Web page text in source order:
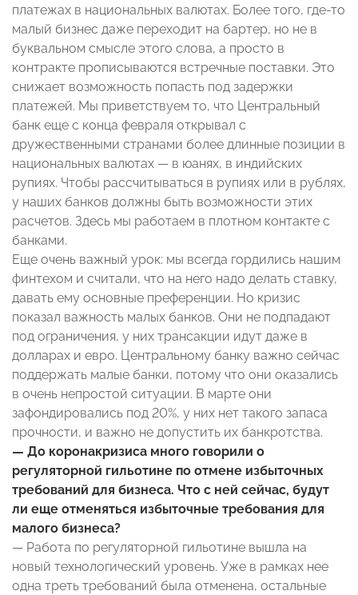
платежах в национальных валютах. Более того, где-то
малый бизнес даже переходит на бартер, но не в
буквальном смысле этого слова, а просто в
контракте прописываются встречные поставки. Это
снижает возможность попасть под задержки
платежей. Мы приветствуем то, что Центральный
банк еще с конца февраля открывал с
дружественными странами более длинные позиции в
национальных валютах — в юанях, в индийских
рупиях. Чтобы рассчитываться в рупиях или в рублях,
у наших банков должны быть возможности этих
расчетов. Здесь мы работаем в плотном контакте с
банками.
Еще очень важный урок: мы всегда гордились нашим
финтехом и считали, что на него надо делать ставку,
давать ему основные преференции. Но кризис
показал важность малых банков. Они не подпадают
под ограничения, у них трансакции идут даже в
долларах и евро. Центральному банку важно сейчас
поддержать малые банки, потому что они оказались
в очень непростой ситуации. В марте они
зафондировались под 20%, у них нет такого запаса
прочности, и важно не допустить их банкротства.
— До коронакризиса много говорили о
регуляторной гильотине по отмене избыточных
требований для бизнеса. Что с ней сейчас, будут
ли еще отменяться избыточные требования для
малого бизнеса?
— Работа по регуляторной гильотине вышла на
новый технологический уровень. Уже в рамках нее
одна треть требований была отменена, остальные